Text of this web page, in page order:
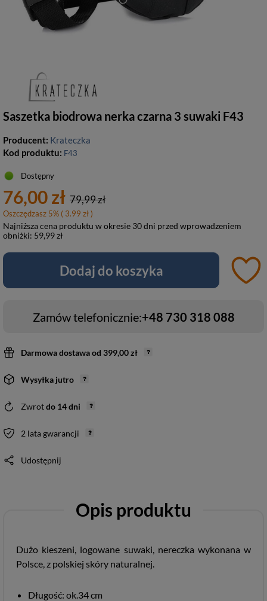
Saszetka biodrowa nerka czarna 3 suwaki F43
Producent: Krateczka
Kod produktu: F43
Dostępny
76,00 zł 79,99 zł
Oszczędzasz 5% ( 3.99 zł )
Najniższa cena produktu w okresie 30 dni przed wprowadzeniem
obniżki: 59,99 zł
Dodaj do koszyka
Zamów telefonicznie:+48 730 318 088
Darmowa dostawaod 399,00 zł
Wysyłka jutro
Zwrotdo 14dni
2 lata gwarancji
Udostępnij
Opis produktu
Dużo kieszeni, logowane suwaki, nereczka wykonana w
Polsce, z polskiej skóry naturalnej.
Długość: ok.34 cm